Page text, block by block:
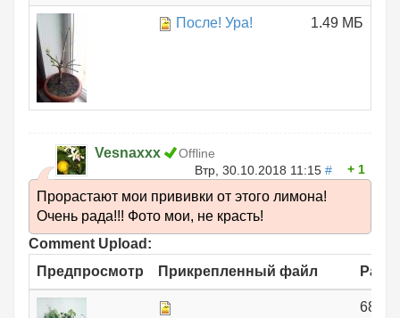
После! Ура! 1.49 МБ
Vesnaxxx
Offline
Втр, 30.10.2018 11:15 # 1
Прорастают мои прививки от этого лимона!
Очень рада!!! Фото мои, не красть!
Comment Upload:
Предпросмотр
Прикрепленный файл